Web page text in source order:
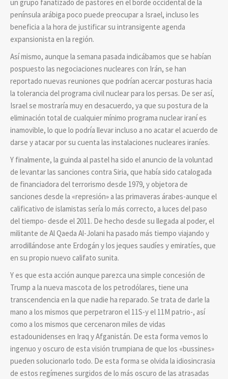
un grupo fanatizado de pastores en el borde occidental de la
península arábiga poco puede preocupar a Israel, incluso les
beneficia a la hora de justificar su intransigente agenda
expansionista en la región.
Así mismo, aunque la semana pasada indicábamos que se habían
pospuesto las negociaciones nucleares con Irán, se han
reportado nuevas reuniones que podrían acercar posturas hacia
la tolerancia del programa civil nuclear para los persas. De ser así,
Israel se mostraría muy en desacuerdo, ya que su postura de la
eliminación total de cualquier mínimo programa nuclear iraní es
inamovible, lo que lo podría llevar incluso a no acatar el acuerdo de
darse y atacar por su cuenta las instalaciones nucleares iraníes.
Y finalmente, la guinda al pastel ha sido el anuncio de la voluntad
de levantar las sanciones contra Siria, que había sido catalogada
de financiadora del terrorismo desde 1979, y objetora de
sanciones desde la «represión» a las primaveras árabes-aunque el
calificativo de islamistas sería lo más correcto, a luces del paso
del tiempo- desde el 2011. De hecho desde su llegada al poder, el
militante de Al Qaeda Al-Jolani ha pasado más tiempo viajando y
arrodillándose ante Erdogán y los jeques saudíes y emiratíes, que
en su propio nuevo califato sunita.
Y es que esta acción aunque parezca una simple concesión de
Trump a la nueva mascota de los petrodólares, tiene una
transcendencia en la que nadie ha reparado. Se trata de darle la
mano a los mismos que perpetraron el 11S-y el 11M patrio-, así
como a los mismos que cercenaron miles de vidas
estadounidenses en Iraq y Afganistán. De esta forma vemos lo
ingenuo y oscuro de esta visión trumpiana de que los «bussines»
pueden solucionarlo todo. De esta forma se olvida la idiosincrasia
de estos regímenes surgidos de lo más oscuro de las atrasadas